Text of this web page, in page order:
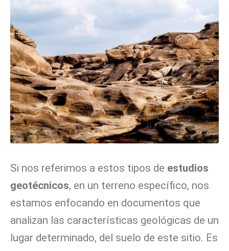
Si nos referimos a estos tipos de estudios
geotécnicos, en un terreno específico, nos
estamos enfocando en documentos que
analizan las características geológicas de un
lugar determinado, del suelo de este sitio. Es